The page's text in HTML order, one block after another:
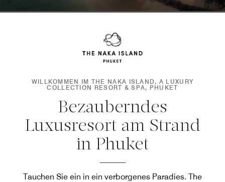
WILLKOMMEN IM THE NAKA ISLAND, A LUXURY
COLLECTION RESORT & SPA, PHUKET
Bezauberndes
Luxusresort am Strand
in Phuket
Tauchen Sie ein in ein verborgenes Paradies. The